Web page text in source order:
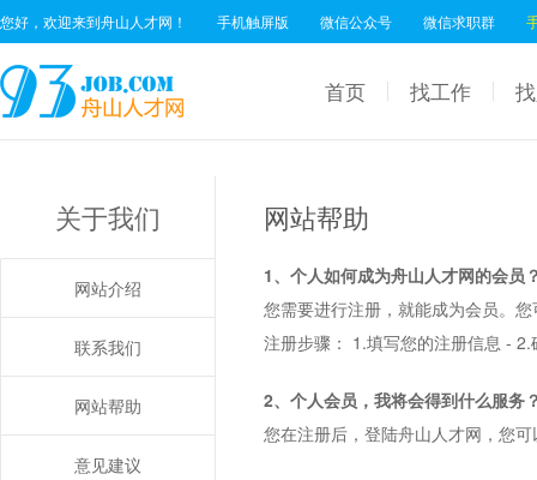
您好，欢迎来到舟山人才网！ 手机触屏版 微信公众号 微信求职群
首页 找工作
关于我们
网站介绍
联系我们
网站帮助
意见建议
网站帮助
1、个人如何成为舟山人才网的会员
您需要进行注册，就能成为会员。
注册步骤： 1.填写您的注册信息 -
2、个人会员，我将会得到什么服务
您在注册后，登陆舟山人才网，您